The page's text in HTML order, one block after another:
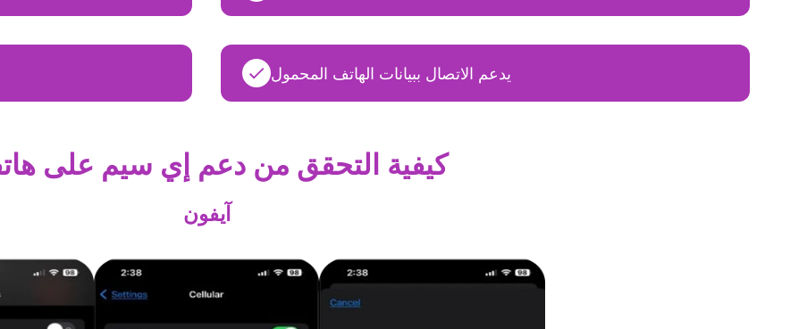
يدعم الاتصال ببيانات الهاتف المحمول
كيفية التحقق من دعم إي سيم على
آيفون